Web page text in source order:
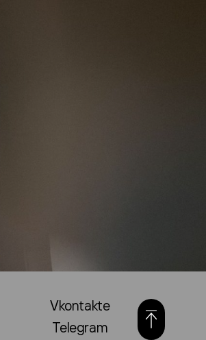
Vkontakte
Telegram